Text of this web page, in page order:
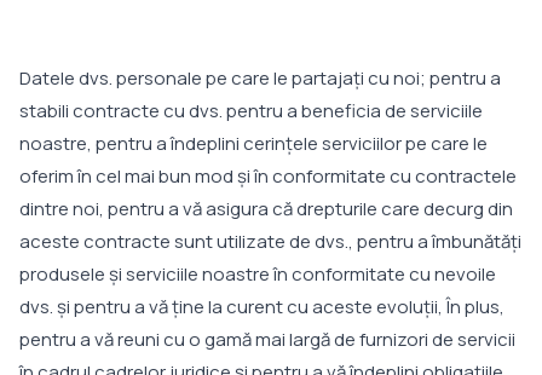
Datele dvs. personale pe care le partajați cu noi; pentru a
stabili contracte cu dvs. pentru a beneficia de serviciile
noastre, pentru a îndeplini cerințele serviciilor pe care le
oferim în cel mai bun mod și în conformitate cu contractele
dintre noi, pentru a vă asigura că drepturile care decurg din
aceste contracte sunt utilizate de dvs., pentru a îmbunătăți
produsele și serviciile noastre în conformitate cu nevoile
dvs. și pentru a vă ține la curent cu aceste evoluții, În plus,
pentru a vă reuni cu o gamă mai largă de furnizori de servicii